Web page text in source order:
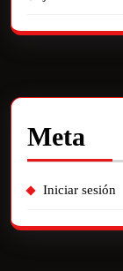
Meta
Iniciar sesión